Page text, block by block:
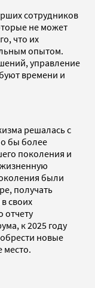
сотрудников
не может
что их
опытом.
управление
времени и
решалась с
бы более
поколения и
были
получать
своих
отчету
к 2025 году
новые
место.